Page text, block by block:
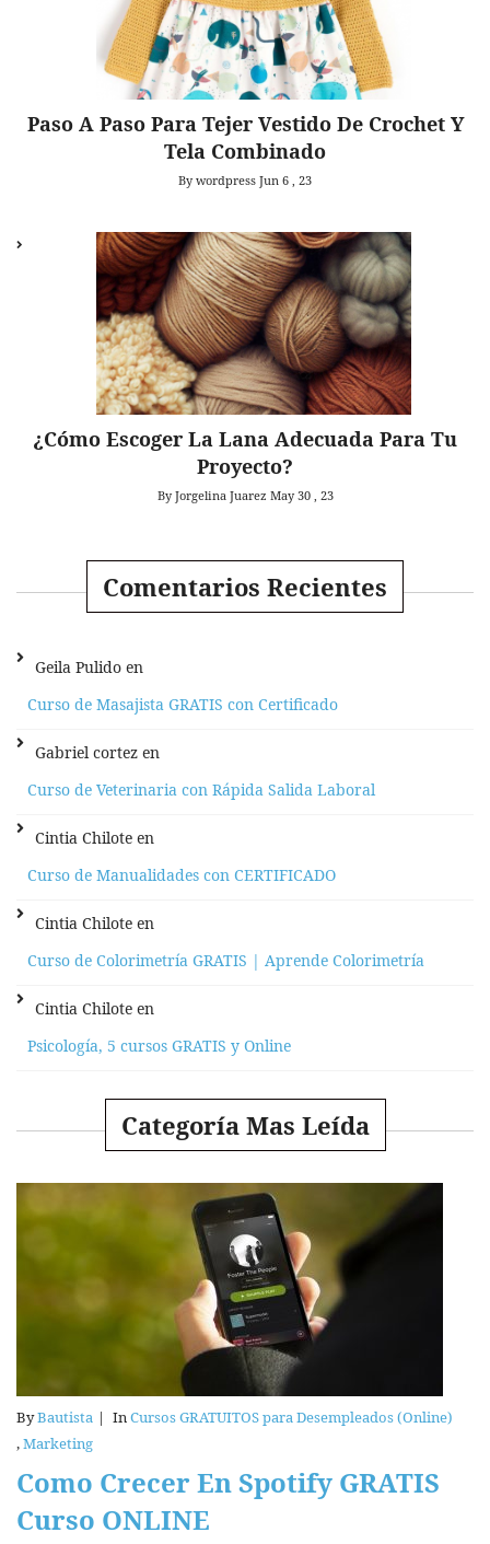
Paso A Paso Para Tejer Vestido De Crochet Y
Tela Combinado
By wordpress Jun 6 , 23
¿Cómo Escoger La Lana Adecuada Para Tu
Proyecto?
By Jorgelina Juarez May 30 , 23
Comentarios Recientes
Geila Pulido en
Curso de Masajista GRATIS con Certificado
Gabriel cortez en
Curso de Veterinaria con Rápida Salida Laboral
Cintia Chilote en
Curso de Manualidades con CERTIFICADO
Cintia Chilote en
Curso de Colorimetría GRATIS | Aprende Colorimetría
Cintia Chilote en
Psicología, 5 cursos GRATIS y Online
Categoría Mas Leída
ByBautista | InCursos GRATUITOS para Desempleados (Online)
,Marketing
Como Crecer En Spotify GRATIS
Curso ONLINE